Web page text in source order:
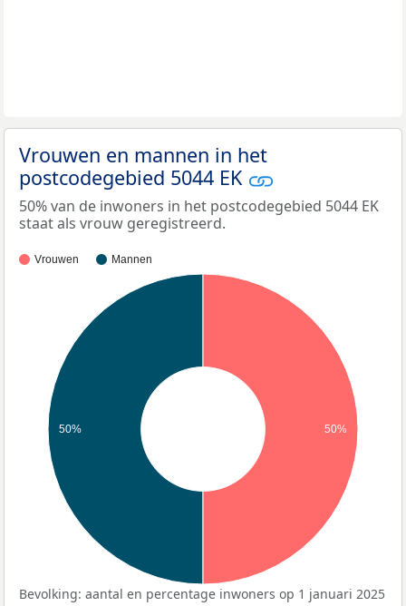
Vrouwen en mannen in het
postcodegebied 5044 EK
50% van de inwoners in het postcodegebied 5044 EK
staat als vrouw geregistreerd.
Vrouwen Mannen
50% 50%
Bevolking: aantal en percentage inwoners op 1 januari 2025